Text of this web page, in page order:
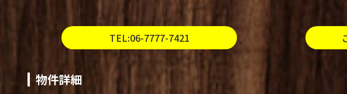
TEL:06-7777-7421
物件詳細